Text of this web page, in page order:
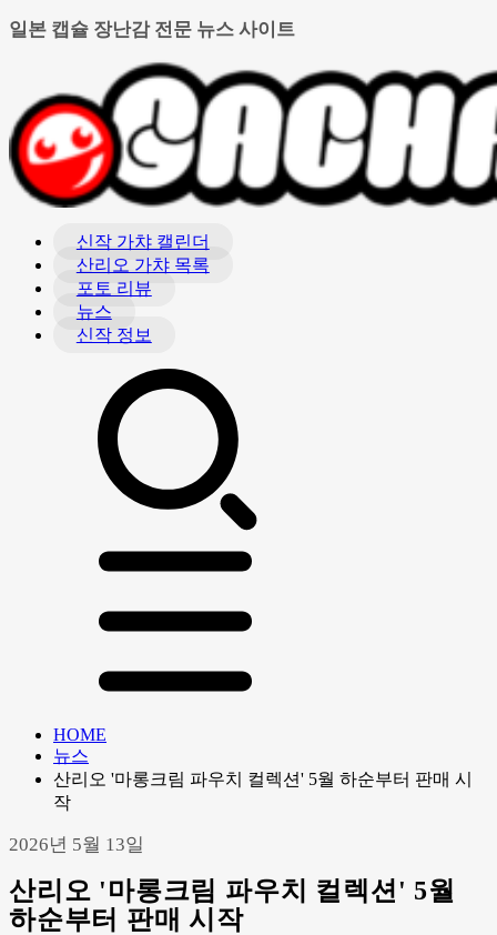
일본 캡슐 장난감 전문 뉴스 사이트
신작 가챠 캘린더
산리오 가챠 목록
포토 리뷰
뉴스
신작 정보
HOME
뉴스
산리오 '마롱크림 파우치 컬렉션' 5월 하순부터 판매 시
작
2026년 5월 13일
산리오 '마롱크림 파우치 컬렉션' 5월
하순부터 판매 시작